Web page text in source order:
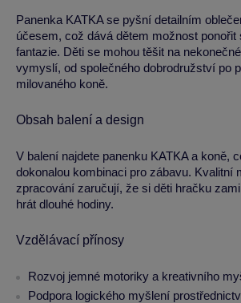
Panenka KATKA se pyšní detailním
účesem, což dává dětem možnost ponořit
fantazie. Děti se mohou těšit na
vymyslí, od společného dobrodružství po
milovaného koně.
Obsah balení a design
V balení najdete panenku KATKA a koně,
dokonalou kombinaci pro zábavu. Kvalitní
zpracování zaručují, že si děti hračku
hrát dlouhé hodiny.
Vzdělávací přínosy
Rozvoj jemné motoriky a kreativního
Podpora logického myšlení